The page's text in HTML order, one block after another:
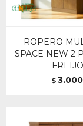
ROPERO
SPACE NEW 2
FREIJO
$ 3.000